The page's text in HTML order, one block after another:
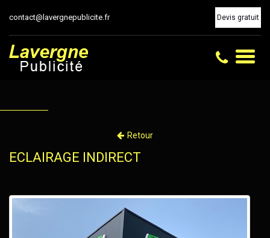
contact@lavergnepublicite.fr Devis gratuit
Toggle
Retour
ECLAIRAGE INDIRECT